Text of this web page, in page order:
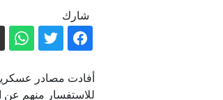
شارك
أفادت مصادر
للاستفسار منهم عن